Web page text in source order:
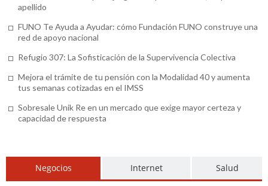
educación para tus hijos
Accesorios alta resistencia (o cómo
agilizar tus obras)
Venta de transfer de Río a Búzios: para
Concesionario SEAT en Tenerife: ¿qué
Alpargatas de esparto para mujer: el
calzado que no debe faltar en su armario
apellido
FUNO Te Ayuda a Ayudar: cómo Fundación FUNO construye una
red de apoyo nacional
Refugio 307: La Sofisticación de la Supervivencia Colectiva
Mejora el trámite de tu pensión con la Modalidad 40 y aumenta
tus semanas cotizadas en el IMSS
Sobresale Unik Re en un mercado que exige mayor certeza y
capacidad de respuesta
Negocios Internet Salud